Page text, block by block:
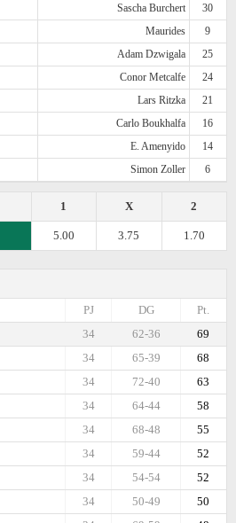
Sascha Burchert
30
Maurides
9
Adam Dzwigala
25
Conor Metcalfe
24
Lars Ritzka
21
Carlo Boukhalfa
16
E. Amenyido
14
Simon Zoller 6
2
X
1
1.70
3.75
5.00
Pt.
DG
PJ
69
62-36
34
68
65-39
34
63
72-40
34
58
64-44
34
55
68-48
34
52
59-44
34
52
54-54
34
50
50-49
34